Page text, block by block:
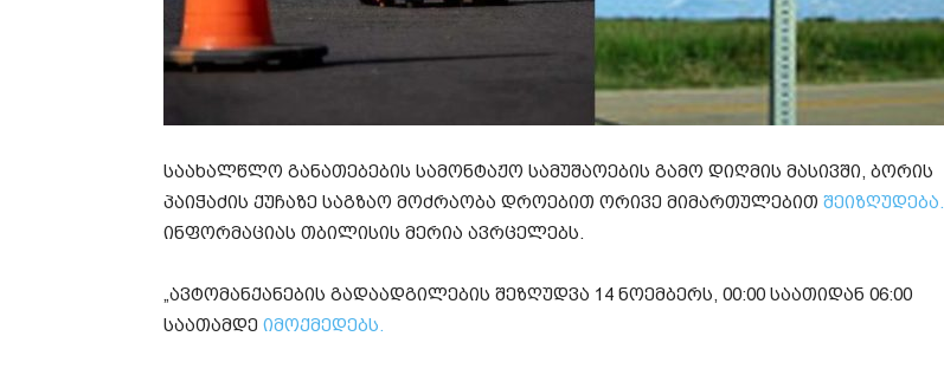
საახალწლო განათებების სამონტაჟო სამუშაოების გამო დიღმის მასივში, ბორის
პაიჭაძის ქუჩაზე საგზაო მოძრაობა დროებით ორივე მიმართულებით შეიზღუდება.
ინფორმაციას თბილისის მერია ავრცელებს.
„ავტომანქანების გადაადგილების შეზღუდვა 14 ნოემბერს, 00:00 საათიდან 06:00
საათამდე იმოქმედებს.